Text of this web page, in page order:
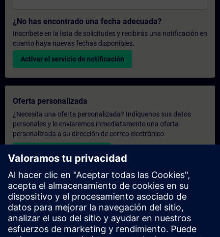
¿No has encontrado una fecha adecuada?
Inscríbete en la lista de solicitudes y recibirás una notificación en
cuanto haya nuevas fechas disponibles.
Activar el servicio de notificación
Oferta personalizada
¿Necesita una oferta personalizada? Indíquenos sus datos
personales y le enviaremos inmediatamente una oferta
personalizada a su dirección de correo electrónico.
Enviar una oferta personal
Solicitar presupuesto exclusivo
¿Necesita una formación más especializada y busca un
presupuesto para una formación exclusiva, ya sea presencial,
virtual o en un centro de formación SITRAIN? Tras facilitarnos
sus datos personales y sus necesidades formativas, le